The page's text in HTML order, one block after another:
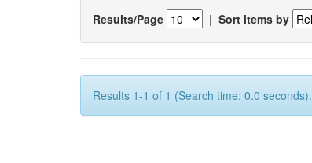
Results/Page | Sort items by
Results 1-1 of 1 (Search time: 0.0 seconds).